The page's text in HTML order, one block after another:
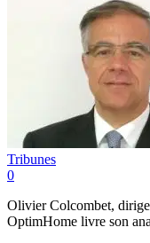
Tribunes
0
Olivier Colcombet,
OptimHome livre son